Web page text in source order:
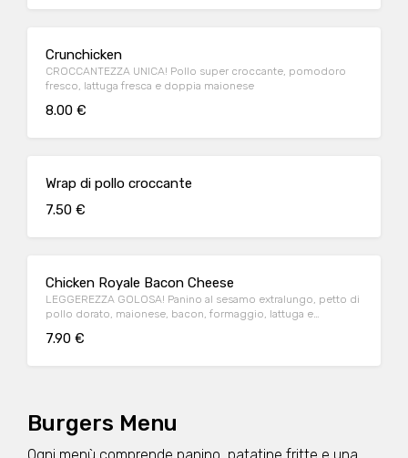
Crunchicken
CROCCANTEZZA UNICA! Pollo super croccante, pomodoro
fresco, lattuga fresca e doppia maionese
8.00 €
Wrap di pollo croccante
7.50 €
Chicken Royale Bacon Cheese
LEGGEREZZA GOLOSA! Panino al sesamo extralungo, petto di
pollo dorato, maionese, bacon, formaggio, lattuga e
7.90 €
Burgers Menu